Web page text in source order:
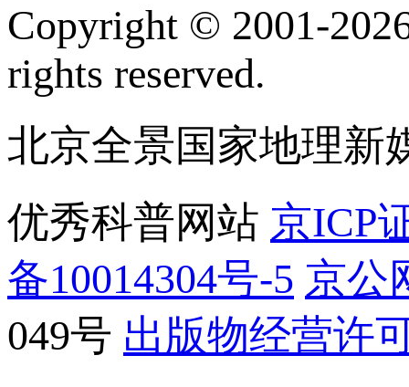
Copyright © 2001-
rights reserved.
北京全景国家地理新
优秀科普网站 京ICP
备10014304号-5 京公
049号 出版物经营许